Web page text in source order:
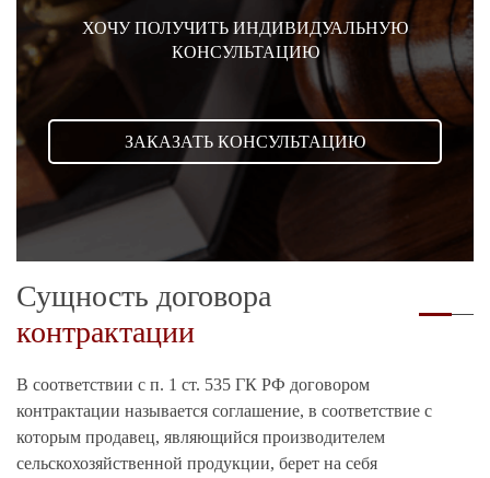
ХОЧУ ПОЛУЧИТЬ ИНДИВИДУАЛЬНУЮ
КОНСУЛЬТАЦИЮ
ЗАКАЗАТЬ КОНСУЛЬТАЦИЮ
Сущность договора
контрактации
В соответствии с п. 1 ст. 535 ГК РФ договором
контрактации называется соглашение, в соответствие с
которым продавец, являющийся производителем
сельскохозяйственной продукции, берет на себя